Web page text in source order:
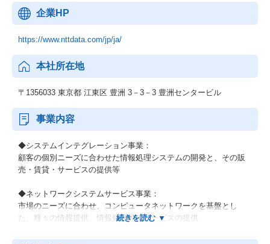
企業HP
https://www.nttdata.com/jp/ja/
本社所在地
〒1356033 東京都 江東区 豊洲 3－3－3 豊洲センタービル
事業内容
◆システムインテグレーション事業：
顧客の個別ニーズに合わせた情報処理システムの開発と、その販
売・賃貸・サービスの提供等
◆ネットワークシステムサービス事業：
市場のニーズに合わせ、コンピュータネットワークを基盤とし
た、種々の情報提供、情報処理等のサービスの提供
◆その他の事業：